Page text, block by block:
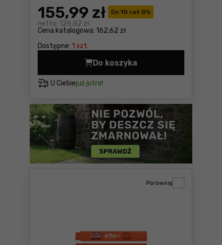
Do 10 rat 0%
Cena katalogowa: 162,62 zł
155,99 zł
netto: 126,82 zł
Dostępne: 1 szt.
U Ciebiejuż jutro!
Do koszyka
Nożyce dla elektryków z
Porównaj